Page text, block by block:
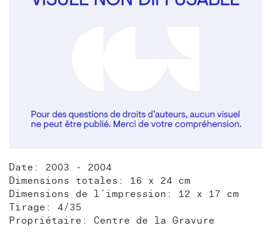
Date: 2003 - 2004
Dimensions totales: 16 x 24 cm
Dimensions de l’impression: 12 x 17 cm
Tirage: 4/35
Propriétaire: Centre de la Gravure